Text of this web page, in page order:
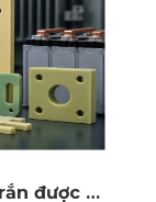
Các bộ phận composite nhiệt rắn được gia công để cách điện